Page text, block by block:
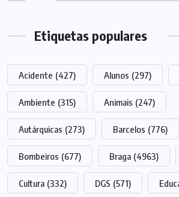
Etiquetas populares
Acidente (427) Alunos (297)
Ambiente (315) Animais (247)
Autárquicas (273) Barcelos (776)
Bombeiros (677) Braga (4963)
Cultura (332) DGS (571)